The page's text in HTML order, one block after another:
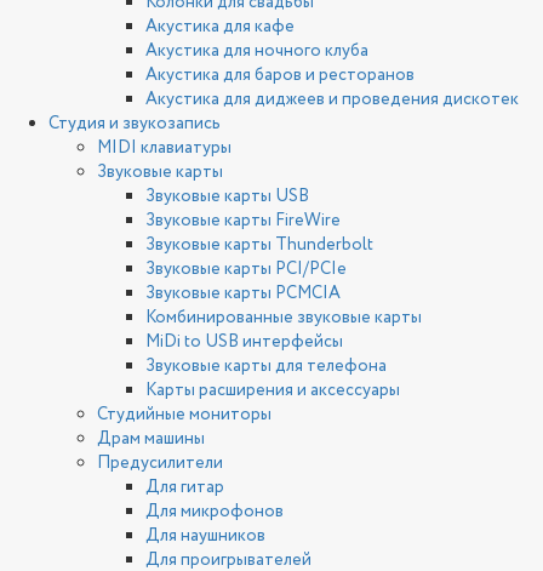
Акустика для кафе
Акустика для ночного клуба
Акустика для баров и ресторанов
Акустика для диджеев и проведения дискотек
Студия и звукозапись
MIDI клавиатуры
Звуковые карты
Звуковые карты USB
Звуковые карты FireWire
Звуковые карты Thunderbolt
Звуковые карты PCI/PCIe
Звуковые карты PCMCIA
Комбинированные звуковые карты
MiDi to USB интерфейсы
Звуковые карты для телефона
Карты расширения и аксессуары
Студийные мониторы
Драм машины
Предусилители
Для гитар
Для микрофонов
Для наушников
Для проигрывателей